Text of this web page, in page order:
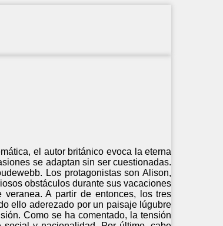
el autor británico evoca la eterna
se adaptan sin ser cuestionadas.
Los protagonistas son Alison,
obstáculos durante sus vacaciones
A partir de entonces, los tres
ello aderezado por un paisaje lúgubre
Como se ha comentado, la tensión